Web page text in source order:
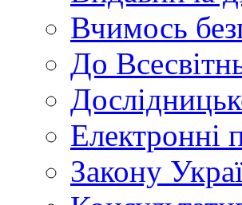
Вчимось
До
Електронні
Закону